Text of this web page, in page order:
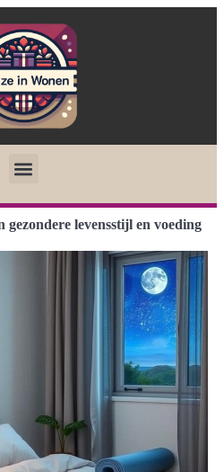
gezondere levensstijl en voeding